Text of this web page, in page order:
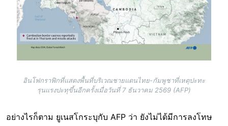
อินโฟกราฟิกที่แสดงพื้นที่บริเวณชายแดนไทย-กัมพูชาที่เหตุปะทะ
รุนแรงปะทุขึ้นอีกครั้งเมื่อวันที่ 7 ธันวาคม 2569 (AFP)
อย่างไรก็ตาม ยูเนสโกระบุกับ AFP ว่า ยังไม่ได้มีการลงโทษ